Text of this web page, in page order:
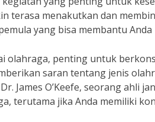
terasa menakutkan dan
yang bisa membantu
olahraga, penting untuk
saran tentang jenis
James O’Keefe, seorang ahli
terutama jika Anda memiliki